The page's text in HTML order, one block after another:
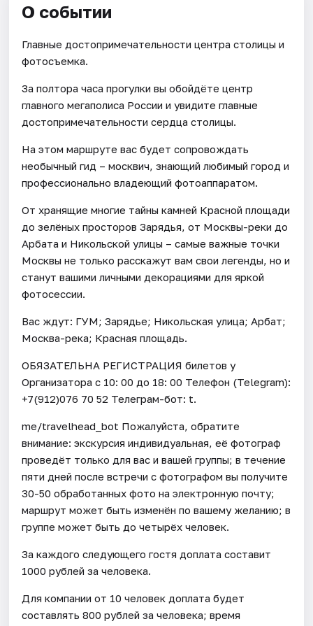
О событии
Главные достопримечательности центра столицы и
фотосъемка.
За полтора часа прогулки вы обойдёте центр
главного мегаполиса России и увидите главные
достопримечательности сердца столицы.
На этом маршруте вас будет сопровождать
необычный гид – москвич, знающий любимый город и
профессионально владеющий фотоаппаратом.
От хранящие многие тайны камней Красной площади
до зелёных просторов Зарядья, от Москвы-реки до
Арбата и Никольской улицы – самые важные точки
Москвы не только расскажут вам свои легенды, но и
станут вашими личными декорациями для яркой
фотосессии.
Вас ждут: ГУМ; Зарядье; Никольская улица; Арбат;
Москва-река; Красная площадь.
ОБЯЗАТЕЛЬНА РЕГИСТРАЦИЯ билетов у
Организатора c 10: 00 до 18: 00 Телефон (Telegram):
+7(912)076 70 52 Телеграм-бот: t.
me/travelhead_bot Пожалуйста, обратите
внимание: экскурсия индивидуальная, её фотограф
проведёт только для вас и вашей группы; в течение
пяти дней после встречи с фотографом вы получите
30-50 обработанных фото на электронную почту;
маршрут может быть изменён по вашему желанию; в
группе может быть до четырёх человек.
За каждого следующего гостя доплата составит
1000 рублей за человека.
Для компании от 10 человек доплата будет
составлять 800 рублей за человека; время